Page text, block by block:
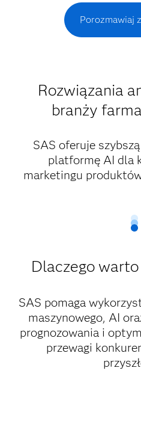
Porozmawiaj
Rozwiązania
branży
SAS oferuje
platformę AI dla
marketingu
Dlaczego
SAS pomaga
maszynowego, AI
prognozowania i
przewagi